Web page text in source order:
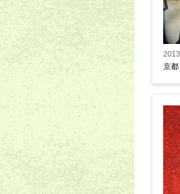
京都